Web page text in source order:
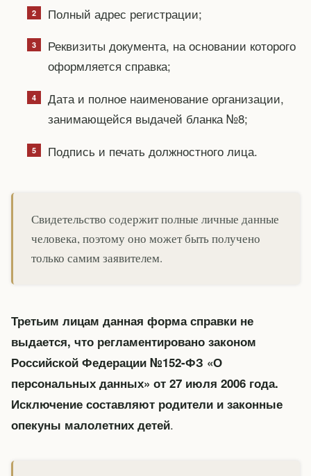
Полный адрес регистрации;
Реквизиты документа, на основании которого
оформляется справка;
Дата и полное наименование организации,
занимающейся выдачей бланка №8;
Подпись и печать должностного лица.
Свидетельство содержит полные личные данные
человека, поэтому оно может быть получено
только самим заявителем.
Третьим лицам данная форма справки не
выдается, что регламентировано законом
Российской Федерации №152-ФЗ «О
персональных данных» от 27 июля 2006 года.
Исключение составляют родители и законные
опекуны малолетних детей.